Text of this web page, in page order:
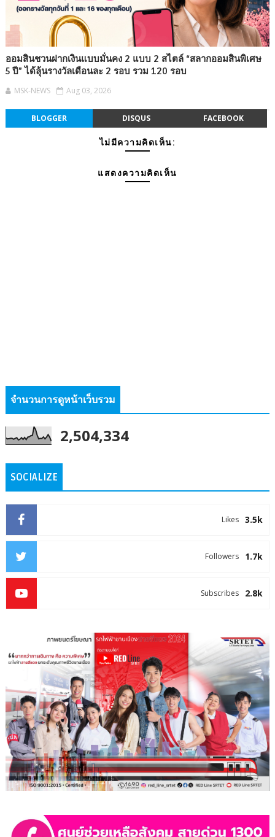
ออมสินชวนฝากเงินแบบมั่นคง 2 แบบ 2 สไตล์ “สลากออมสินพิเศษ
5 ปี” ได้ลุ้นรางวัลเดือนละ 2 รอบ รวม 120 รอบ
MSK-NEWS Aug 03, 2026
BLOGGER DISQUS FACEBOOK
ไม่มีความคิดเห็น:
แสดงความคิดเห็น
จำนวนการดูหน้าเว็บรวม
2,504,334
SOCIALIZE
3.5k
Likes
1.7k
Followers
2.8k
Subscribes